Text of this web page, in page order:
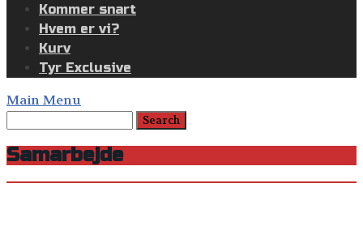
Kommer snart
Hvem er vi?
Kurv
Tyr Exclusive
Main Menu
Samarbejde